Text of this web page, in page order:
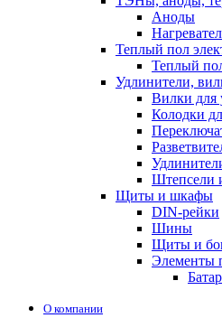
Аноды
Теплый пол
Теплый
Удлинители,
Вилки для
Колодки
Штепсели
Щиты и шкафы
DIN-рейки
Шины
Щиты и
Элементы
О компании